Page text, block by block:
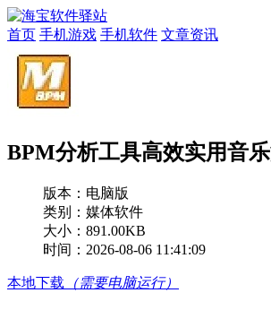
首页 手机游戏 手机软件 文章资讯
BPM分析工具高效实用音
版本： 电脑版
类别：媒体软件
大小：891.00KB
时间：2026-08-06 11:41:09
本地下载 （需要电脑运行）